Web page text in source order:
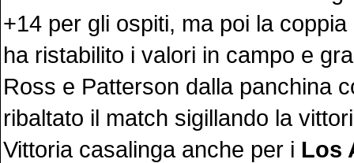
+14 per gli ospiti, ma poi la
ha ristabilito i valori in campo e
Ross e Patterson dalla panchina
ribaltato il match sigillando la
Vittoria casalinga anche per i Los